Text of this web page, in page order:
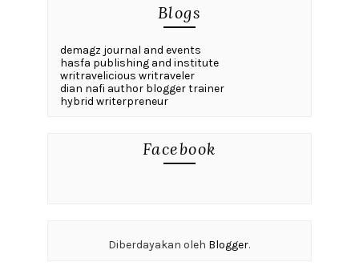
Blogs
demagz journal and events
hasfa publishing and institute
writravelicious writraveler
dian nafi author blogger trainer
hybrid writerpreneur
Facebook
Diberdayakan oleh Blogger.